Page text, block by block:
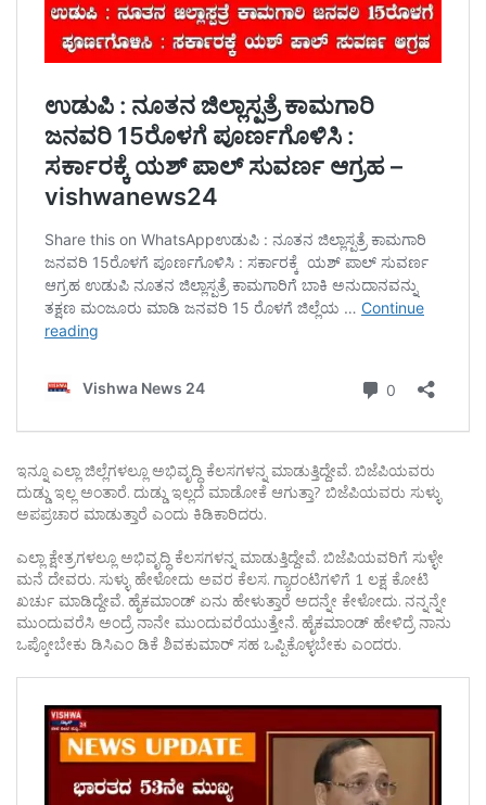
ಇನ್ನೂ ಎಲ್ಲಾ ಜಿಲ್ಲೆಗಳಲ್ಲೂ ಅಭಿವೃದ್ಧಿ ಕೆಲಸಗಳನ್ನ ಮಾಡುತ್ತಿದ್ದೇವೆ. ಬಿಜೆಪಿಯವರು
ದುಡ್ಡು ಇಲ್ಲ ಅಂತಾರೆ. ದುಡ್ಡು ಇಲ್ಲದೆ ಮಾಡೋಕೆ ಆಗುತ್ತಾ? ಬಿಜೆಪಿಯವರು ಸುಳ್ಳು
ಅಪಪ್ರಚಾರ ಮಾಡುತ್ತಾರೆ ಎಂದು ಕಿಡಿಕಾರಿದರು.
ಎಲ್ಲಾ ಕ್ಷೇತ್ರಗಳಲ್ಲೂ ಅಭಿವೃದ್ಧಿ ಕೆಲಸಗಳನ್ನ ಮಾಡುತ್ತಿದ್ದೇವೆ. ಬಿಜೆಪಿಯವರಿಗೆ ಸುಳ್ಳೇ
ಮನೆ ದೇವರು. ಸುಳ್ಳು ಹೇಳೋದು ಅವರ ಕೆಲಸ. ಗ್ಯಾರಂಟಿಗಳಿಗೆ 1 ಲಕ್ಷ ಕೋಟಿ
ಖರ್ಚು ಮಾಡಿದ್ದೇವೆ. ಹೈಕಮಾಂಡ್ ಏನು ಹೇಳುತ್ತಾರೆ ಅದನ್ನೇ ಕೇಳೋದು. ನನ್ನನ್ನೇ
ಮುಂದುವರೆಸಿ ಅಂದ್ರೆ ನಾನೇ ಮುಂದುವರೆಯುತ್ತೇನೆ. ಹೈಕಮಾಂಡ್ ಹೇಳಿದ್ರೆ ನಾನು
ಒಪ್ಕೋಬೇಕು ಡಿಸಿಎಂ ಡಿಕೆ ಶಿವಕುಮಾರ್ ಸಹ ಒಪ್ಪಿಕೊಳ್ಳಬೇಕು ಎಂದರು.